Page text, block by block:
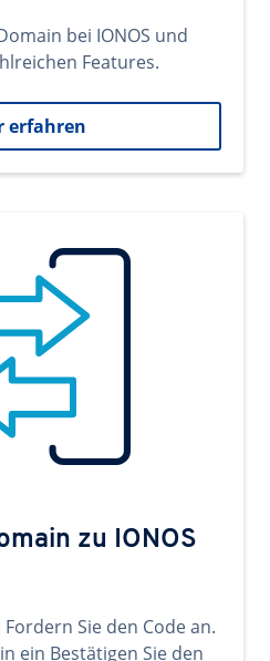
bei IONOS und
Features.
erfahren
zu IONOS
Sie den Code an.
ein Bestätigen Sie den